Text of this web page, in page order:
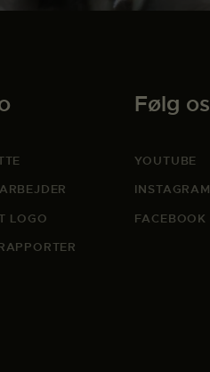
LOGO
Følg os
YOUTUBE
INSTAGRAM
FACEBOOK